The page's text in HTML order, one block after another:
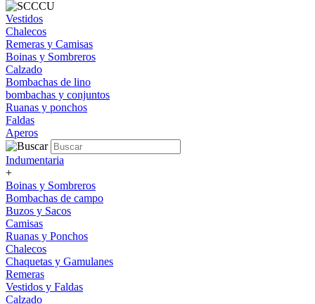
Vestidos
Chalecos
Remeras y Camisas
Boinas y Sombreros
Calzado
Bombachas de lino
bombachas y conjuntos
Ruanas y ponchos
Faldas
Aperos
Indumentaria
+
Boinas y Sombreros
Bombachas de campo
Buzos y Sacos
Camisas
Ruanas y Ponchos
Chalecos
Chaquetas y Gamulanes
Remeras
Vestidos y Faldas
Calzado